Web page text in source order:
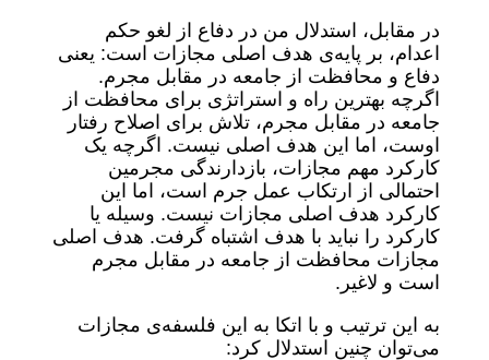
در مقابل، استدلال من در دفاع از لغو حکم
اعدام، بر پایه‌ی هدف اصلی مجازات است: یعنی
دفاع و محافظت از جامعه در مقابل مجرم.
اگرچه بهترین راه و استراتژی برای محافظت از
جامعه در مقابل مجرم، تلاش برای اصلاح رفتار
اوست، اما این هدف اصلی نیست. اگرچه یک
کارکرد مهم مجازات، بازدارندگی مجرمین
احتمالی از ارتکاب عمل جرم است، اما این
کارکرد هدف اصلی مجازات نیست. وسیله یا
کارکرد را نباید با هدف اشتباه گرفت. هدف اصلی
مجازات محافظت از جامعه در مقابل مجرم
است و لاغیر.
به این ترتیب و با اتکا به این فلسفه‌ی مجازات
می‌توان چنین استدلال کرد: